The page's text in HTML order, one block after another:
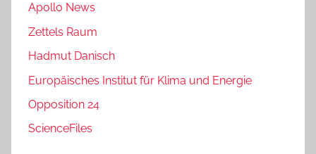
Apollo News
Zettels Raum
Hadmut Danisch
Europäisches Institut für Klima und Energie
Opposition 24
ScienceFiles